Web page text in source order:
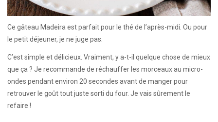
Ce gâteau Madeira est parfait pour le thé de l’après-midi. Ou pour
le petit déjeuner, je ne juge pas.
C’est simple et délicieux. Vraiment, y a-t-il quelque chose de mieux
que ça ? Je recommande de réchauffer les morceaux au micro-
ondes pendant environ 20 secondes avant de manger pour
retrouver le goût tout juste sorti du four. Je vais sûrement le
refaire !